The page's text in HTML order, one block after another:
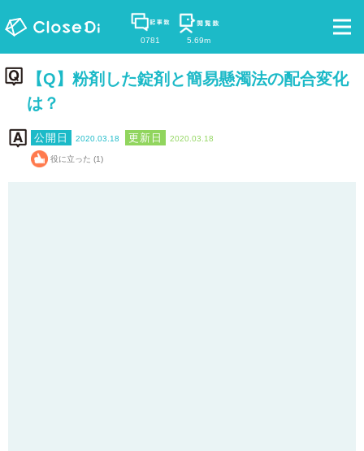
0781 5.69m
【Q】粉剤した錠剤と簡易懸濁法の配合変化
は？
2020.03.18 2020.03.18
役に立った (1)